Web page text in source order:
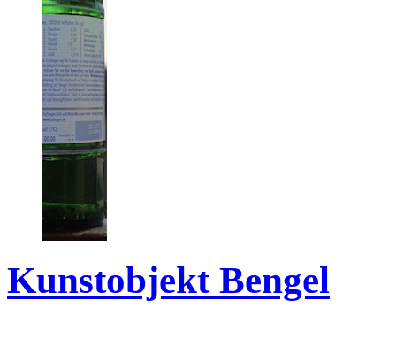
Kunstobjekt Bengel